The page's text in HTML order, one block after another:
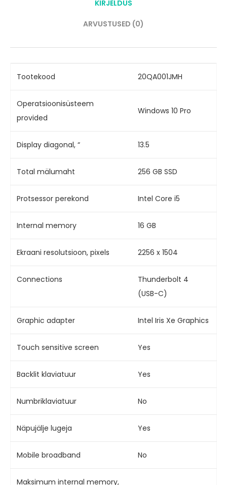
KIRJELDUS
ARVUSTUSED (0)
Tootekood 20QA001JMH
Operatsioonisüsteem
provided
Windows 10 Pro
Display diagonal, “ 13.5
Total mälumaht 256 GB SSD
Protsessor perekond Intel Core i5
Internal memory 16 GB
Ekraani resolutsioon, pixels 2256 x 1504
Connections
Thunderbolt 4
(USB-C)
Graphic adapter Intel Iris Xe Graphics
Touch sensitive screen Yes
Backlit klaviatuur Yes
Numbriklaviatuur No
Näpujälje lugeja Yes
Mobile broadband No
Maksimum internal memory,